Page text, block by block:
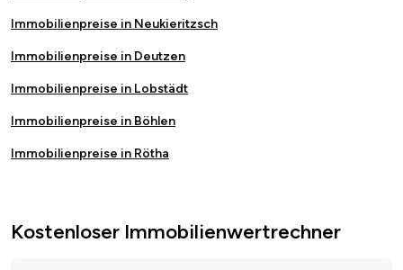
Immobilienpreise in Neukieritzsch
Immobilienpreise in Deutzen
Immobilienpreise in Lobstädt
Immobilienpreise in Böhlen
Immobilienpreise in Rötha
Kostenloser Immobilienwertrechner